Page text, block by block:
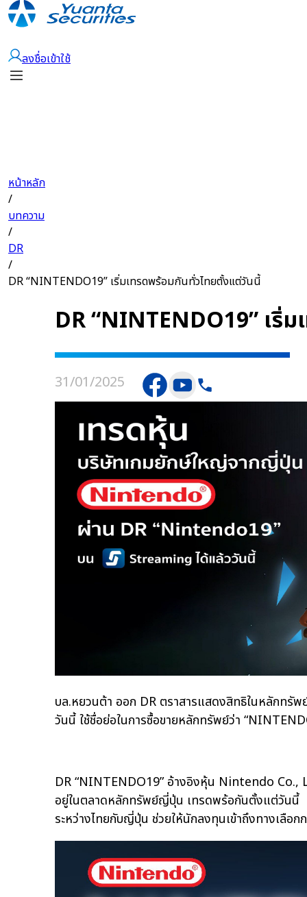
ลงชื่อเข้าใช้
หน้าหลัก
/
บทความ
/
DR
/
DR “NINTENDO19” เริ่มเทรดพร้อมกันทั่วไทยตั้งแต่วันนี้
DR “NINTENDO19” เริ่
31/01/2025
บล.หยวนต้า ออก DR ตราสารแสดงสิทธิในหลักทรั
วันนี้ ใช้ชื่อย่อในการซื้อขายหลักทรัพย์ว่า
DR “NINTENDO19” อ้างอิงหุ้น Nintendo
อยู่ในตลาดหลักทรัพย์ญี่ปุ่น เทรดพร้อกันตั้งแต่วันนี้
ระหว่างไทยกับญี่ปุ่น ช่วยให้นักลงทุนเข้าถึงทางเลื